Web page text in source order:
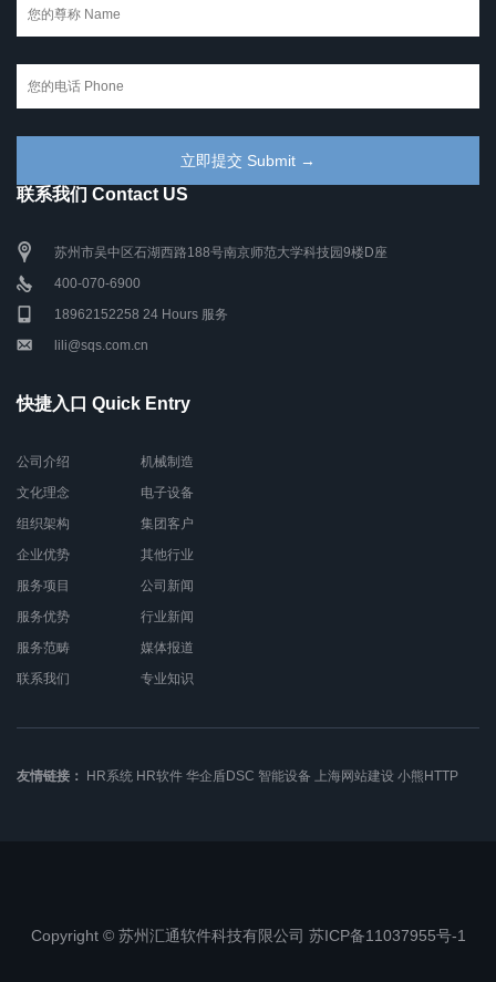
联系我们 Contact US
苏州市吴中区石湖西路188号南京师范大学科技园9楼D座
400-070-6900
18962152258 24 Hours 服务
lili@sqs.com.cn
快捷入口 Quick Entry
公司介绍
文化理念
组织架构
企业优势
服务项目
服务优势
服务范畴
联系我们
机械制造
电子设备
集团客户
其他行业
公司新闻
行业新闻
媒体报道
专业知识
友情链接： HR系统 HR软件 华企盾DSC 智能设备 上海网站建设 小熊HTTP
Copyright © 苏州汇通软件科技有限公司 苏ICP备11037955号-1